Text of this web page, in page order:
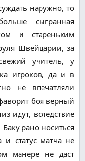
наружно, то
сыгранная
и стареньким
Швейцарии, за
учитель, у
игроков, да и в
не впечатляли
боя верный
идут, вследствие
рано носиться
и статус матча не
манере не даст